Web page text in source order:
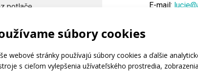
súbory cookies
webové stránky používajú súbory cookies a ďalšie
s cieľom vylepšenia užívateľského prostredia, zobrazenia
E-mail:
Varianty:
potlače